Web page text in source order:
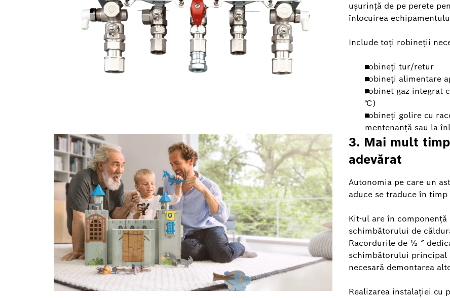
ușurință de pe perete
înlocuirea
Include toți robineții
robineți tur/retur
robineți alimentare
robinet gaz integrat
℃)
robineți golire cu
mentenanță sau la
3. Mai mult
adevărat
Autonomia pe care un
aduce se traduce în
Kit-ul are în
schimbătorului de
Racordurile de ½ ″
schimbătorului principal
necesară demontarea
Realizarea instalației cu